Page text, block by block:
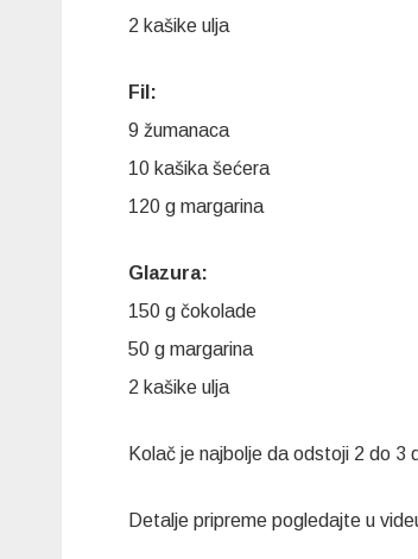
2 kašike ulja
Fil:
9 žumanaca
10 kašika šećera
120 g margarina
Glazura:
150 g čokolade
50 g margarina
2 kašike ulja
Kolač je najbolje da odstoji 2 do
Detalje pripreme pogledajte u